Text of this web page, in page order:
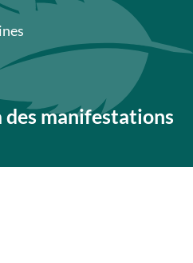
des manifestations